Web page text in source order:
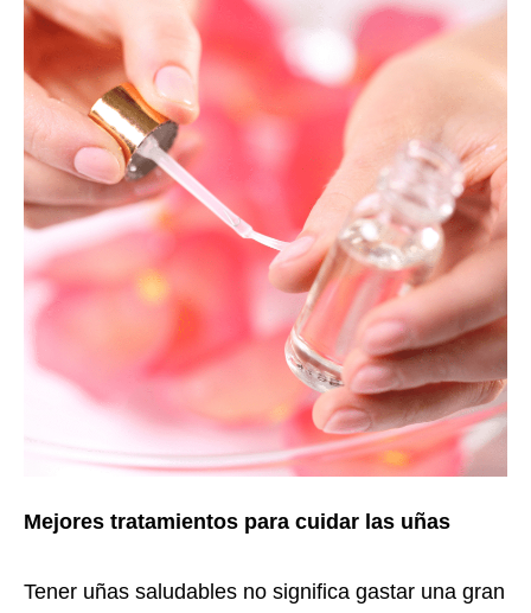
Mejores tratamientos para cuidar las uñas
Tener uñas saludables no significa gastar una gran